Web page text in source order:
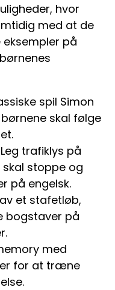
hvor
med at de
på
spil Simon
skal følge
Leg trafiklys på
skal stoppe og
på engelsk.
et stafetløb,
bogstaver på
med
for at træne